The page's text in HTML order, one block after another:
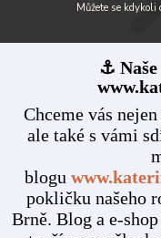
Můžete se
⚓
Chceme vás
ale také s vámi
blogu
pokličku našeho
Brně. Blog a e-